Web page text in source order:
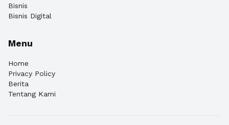
Bisnis
Bisnis Digital
Menu
Home
Privacy Policy
Berita
Tentang Kami